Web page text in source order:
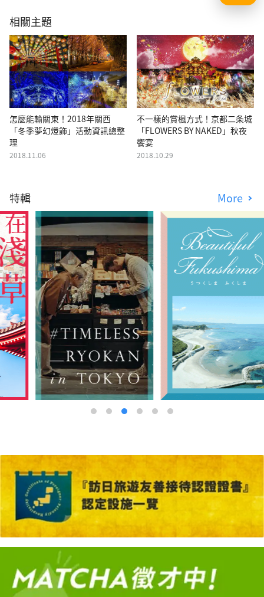
相關主題
怎麼能輸關東！2018年關西
「冬季夢幻燈飾」活動資訊總整
理
2018.11.06
不一樣的賞楓方式！京都二条城
「FLOWERS BY NAKED」秋夜
饗宴
2018.10.29
特輯 More